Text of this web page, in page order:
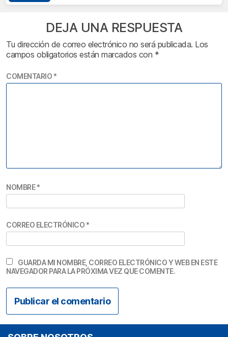
DEJA UNA RESPUESTA
Tu dirección de correo electrónico no será publicada. Los
campos obligatorios están marcados con *
COMENTARIO *
NOMBRE*
CORREO ELECTRÓNICO *
GUARDA MI NOMBRE, CORREO ELECTRÓNICO Y WEB EN ESTE
NAVEGADOR PARA LA PRÓXIMA VEZ QUE COMENTE.